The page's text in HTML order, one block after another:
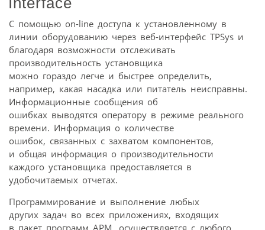
С помощью on-line доступа к установленному в
линии оборудованию через веб-интерфейс TPSys и
благодаря возможности отслеживать
производительность установщика
можно гораздо легче и быстрее определить,
например, какая насадка или питатель неисправны.
Информационные сообщения об
ошибках выводятся оператору в режиме реального
времени. Информация о количестве
ошибок, связанных с захватом компонентов,
и общая информация о производительности
каждого установщика предоставляется в
удобочитаемых отчетах.
Программирование и выполнение любых
других задач во всех приложениях, входящих